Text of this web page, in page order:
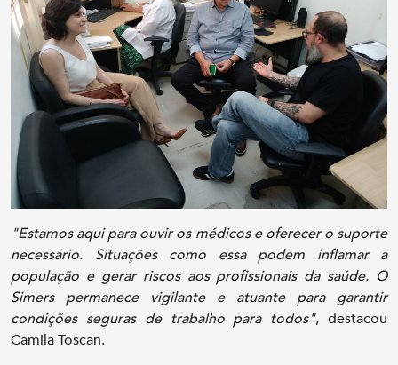
"Estamos aqui para ouvir os médicos e oferecer o suporte
necessário. Situações como essa podem inflamar a
população e gerar riscos aos profissionais da saúde. O
Simers permanece vigilante e atuante para garantir
condições seguras de trabalho para todos", destacou
Camila Toscan.